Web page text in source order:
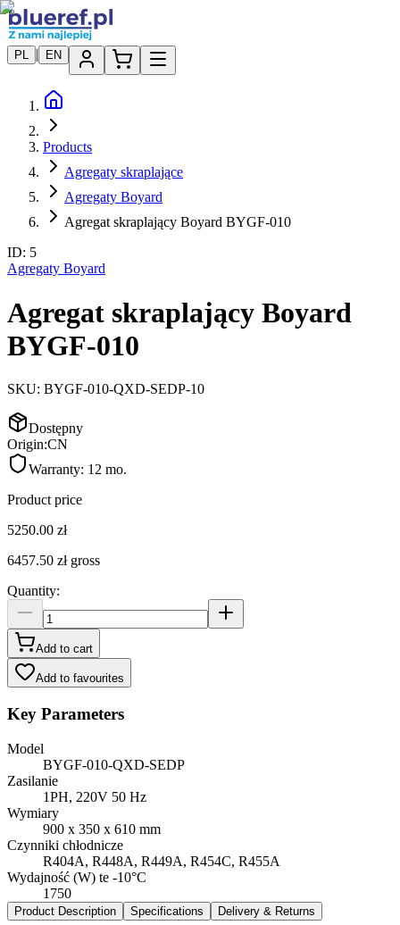
PL | EN
Products
Agregaty skraplające
Agregaty Boyard
Agregat skraplający Boyard BYGF-010
ID: 5
Agregaty Boyard
Agregat skraplający Boyard
BYGF-010
SKU: BYGF-010-QXD-SEDP-10
Dostępny
Origin:CN
Warranty: 12 mo.
Product price
5250.00 zł
6457.50 zł gross
Quantity:
Add to cart
Add to favourites
Key Parameters
Model
BYGF-010-QXD-SEDP
Zasilanie
1PH, 220V 50 Hz
Wymiary
900 x 350 x 610 mm
Czynniki chłodnicze
R404A, R448A, R449A, R454C, R455A
Wydajność (W) te -10°C
1750
Product Description Specifications Delivery & Returns